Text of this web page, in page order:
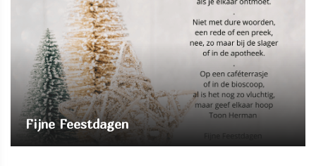
Fijne Feestdagen